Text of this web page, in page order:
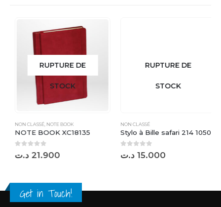
RUPTURE DE
STOCK
NON CLASSÉ,NOTE BOOK
NOTE BOOK XC18135
21.900 د.ت
RUPTURE DE
STOCK
NON CLASSÉ
Stylo à Bille safari 214 10505
15.000 د.ت
Get in Touch!